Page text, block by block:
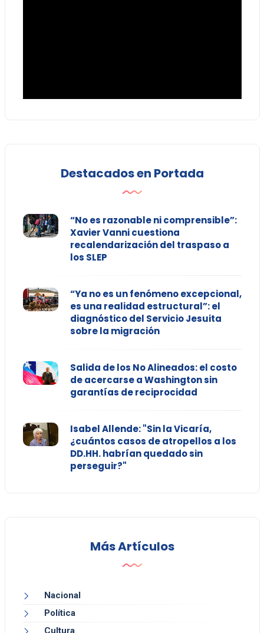
Destacados en Portada
“No es razonable ni comprensible”:
Xavier Vanni cuestiona
recalendarización del traspaso a
los SLEP
“Ya no es un fenómeno excepcional,
es una realidad estructural”: el
diagnóstico del Servicio Jesuita
sobre la migración
Salida de los No Alineados: el costo
de acercarse a Washington sin
garantías de reciprocidad
Isabel Allende: "Sin la Vicaría,
¿cuántos casos de atropellos a los
DD.HH. habrían quedado sin
perseguir?"
Más Artículos
Nacional
Política
Cultura